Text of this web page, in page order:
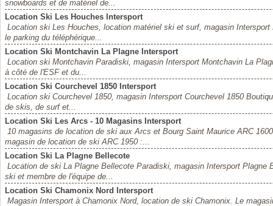
snowboards et de matériel de...
Location Ski Les Houches Intersport
Location ski Les Houches, location matériel ski et surf, magasin
le parking du téléphérique...
Location Ski Montchavin La Plagne Intersport
Location ski Montchavin Paradiski, magasin Intersport Montchavin La
à côté de l'ESF et du...
Location Ski Courchevel 1850 Intersport
Location ski Courchevel 1850, magasin Intersport Courchevel 1850
de skis, de surf et...
Location Ski Les Arcs - 10 Magasins Intersport
10 magasins de location de ski aux Arcs et Bourg Saint Maurice ARC
magasin de location de ski ARC 1950 :...
Location Ski La Plagne Bellecote
Location de ski La Plagne Bellecote Paradiski, magasin Intersport Plagne
ski et membre de l'équipe de...
Location Ski Chamonix Nord Intersport
Magasin Intersport à Chamonix Nord, location de ski Chamonix. Le